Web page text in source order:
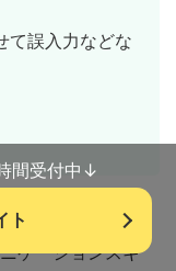
て誤入力などな
クスキル」など
ケーションスキ
間受付中↓
ト